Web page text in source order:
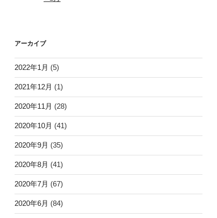
アーカイブ
2022年1月 (5)
2021年12月 (1)
2020年11月 (28)
2020年10月 (41)
2020年9月 (35)
2020年8月 (41)
2020年7月 (67)
2020年6月 (84)